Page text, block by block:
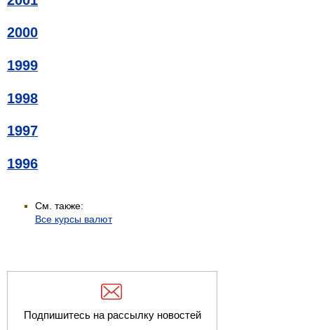
2000
1999
1998
1997
1996
См. также:
Все курсы валют
Подпишитесь на рассылку новостей